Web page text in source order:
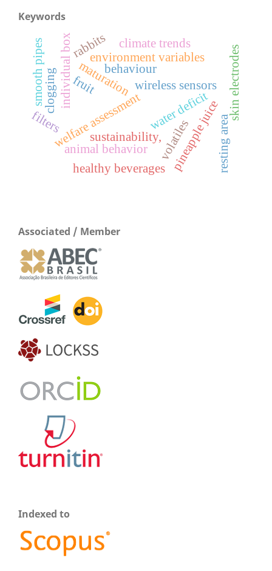
Keywords
water deficit
maturation
welfare assessment
individual box wireless sensors
sustainability, pineapple juice
fruit
volatiles
clogging
filters
behaviour
resting area
animal behavior
environment variables
s
k
i
n
e
l
e
c
t
r
o
d
e
s
s
m
o
o
t
h
p
i
p
e
s rabbits
healthy beverages
climate trends
Associated / Member
Indexed to